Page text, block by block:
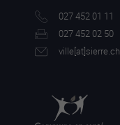
027 452 01 11
027 452 02 50
ville[at]sierre.ch